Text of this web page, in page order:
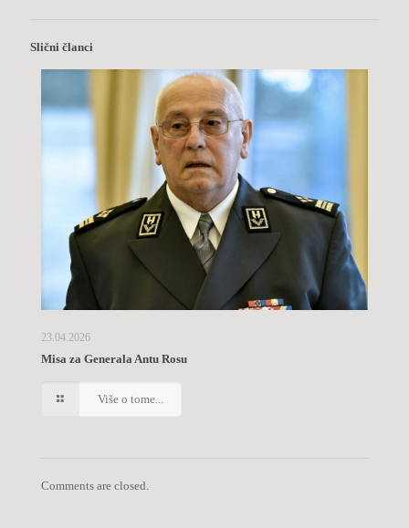
Slični članci
23.04.2026
Misa za Generala Antu Rosu
Više o tome...
Comments are closed.